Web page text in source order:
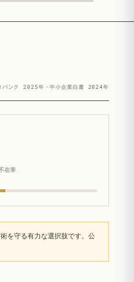
バンク 2025年・中小企業白書 2024年
在率
を守る有力な選択肢です。公